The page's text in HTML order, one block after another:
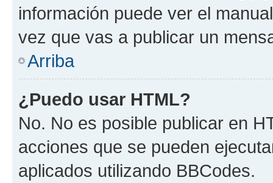
información puede ver el
vez que vas a publicar un
Arriba
¿Puedo usar HTML?
No. No es posible publicar en
acciones que se pueden
aplicados utilizando BBCodes.